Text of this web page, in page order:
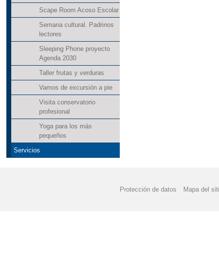
Scape Room Acoso Escolar
Semana cultural. Padrinos
lectores
Sleeping Phone proyecto
Agenda 2030
Taller frutas y verduras
Vamos de excursión a pie
Visita conservatorio
profesional
Yoga para los más
pequeños
Servicios
Protección de datos Mapa del